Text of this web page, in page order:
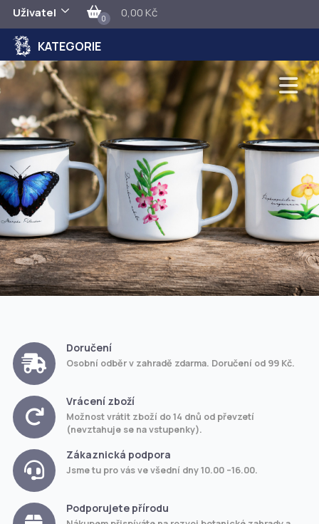
Uživatel 0 0,00 Kč
KATEGORIE
Doručení
Osobní odběr v zahradě zdarma. Doručení od 99 Kč.
Vrácení zboží
Možnost vrátit zboží do 14 dnů od převzetí
(nevztahuje se na vstupenky).
Zákaznická podpora
Jsme tu pro vás ve všední dny 10.00 –16.00.
Podporujete přírodu